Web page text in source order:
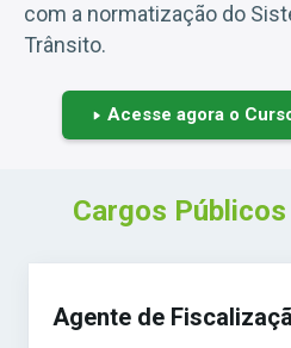
com a normatização do
Trânsito.
Acesse agora o
Cargos
Agente de